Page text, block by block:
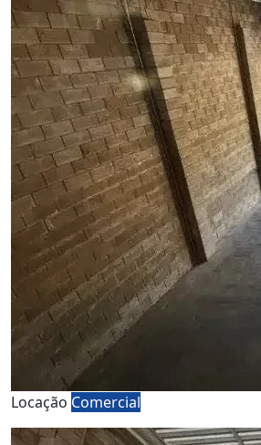
Locação Comercial